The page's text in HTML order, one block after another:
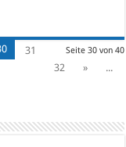
Seite 30 von 40
31
32
»
...